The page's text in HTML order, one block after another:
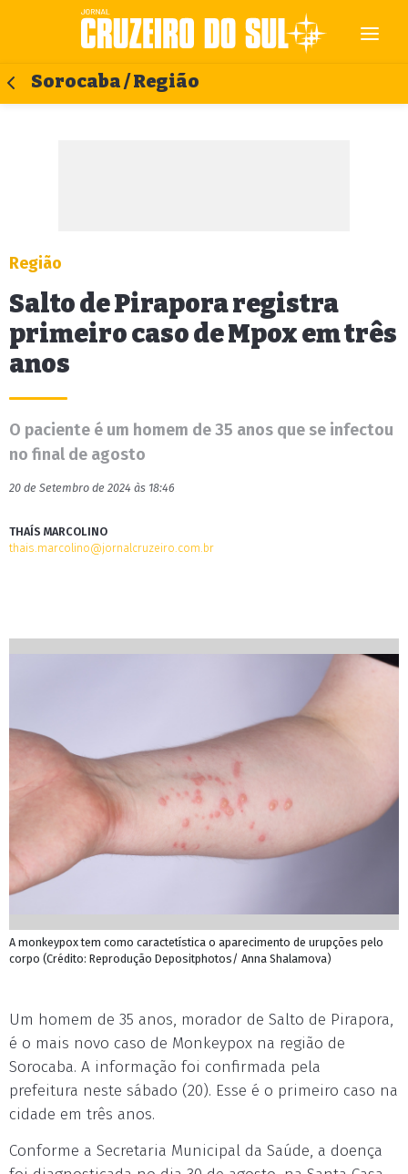
Sorocaba / Região
Região
Salto de Pirapora registra
primeiro caso de Mpox em três
anos
O paciente é um homem de 35 anos que se infectou
no final de agosto
20 de Setembro de 2024 às 18:46
THAÍS MARCOLINO
thais.marcolino@jornalcruzeiro.com.br
A monkeypox tem como caractetística o aparecimento de urupções pelo
corpo (Crédito: Reprodução Depositphotos/ Anna Shalamova)
Um homem de 35 anos, morador de Salto de Pirapora,
é o mais novo caso de Monkeypox na região de
Sorocaba. A informação foi confirmada pela
prefeitura neste sábado (20). Esse é o primeiro caso na
cidade em três anos.
Conforme a Secretaria Municipal da Saúde, a doença